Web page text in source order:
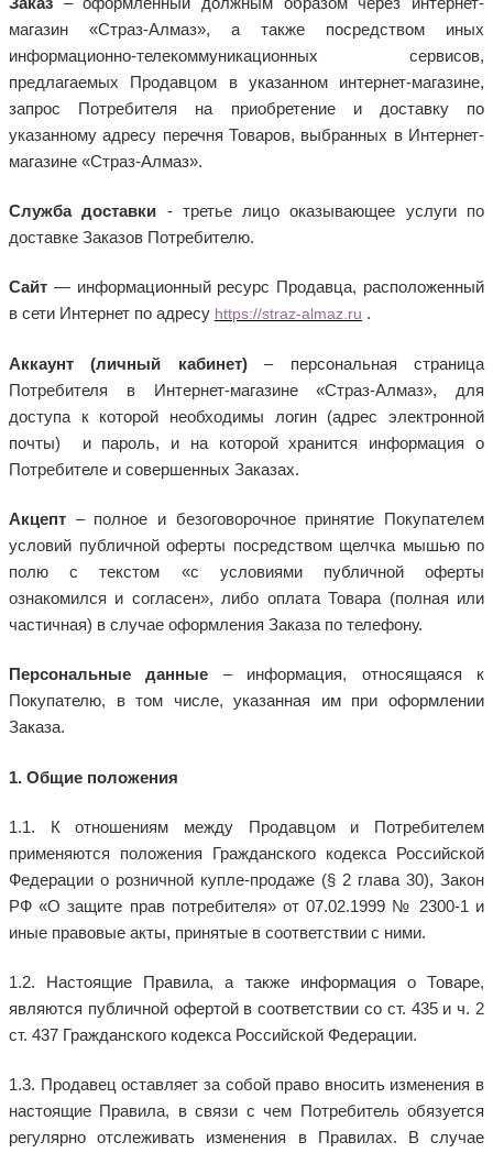
магазин «Страз-Алмаз», а также посредством иных
информационно-телекоммуникационных сервисов,
предлагаемых Продавцом в указанном интернет-магазине,
запрос Потребителя на приобретение и доставку по
указанному адресу перечня Товаров, выбранных в Интернет-
магазине «Страз-Алмаз».
Служба доставки - третье лицо оказывающее услуги по
доставке Заказов Потребителю.
Сайт — информационный ресурс Продавца, расположенный
в сети Интернет по адресу https://straz-almaz.ru .
Аккаунт (личный кабинет)– персональная страница
Потребителя в Интернет-магазине «Страз-Алмаз», для
доступа к которой необходимы логин (адрес электронной
почты) и пароль, и на которой хранится информация о
Потребителе и совершенных Заказах.
Акцепт – полное и безоговорочное принятие Покупателем
условий публичной оферты посредством щелчка мышью по
полю с текстом «с условиями публичной оферты
ознакомился и согласен», либо оплата Товара (полная или
частичная) в случае оформления Заказа по телефону.
Персональные данные – информация, относящаяся к
Покупателю, в том числе, указанная им при оформлении
Заказа.
1. Общие положения
1.1. К отношениям между Продавцом и Потребителем
применяются положения Гражданского кодекса Российской
Федерации о розничной купле-продаже (§ 2 глава 30), Закон
РФ «О защите прав потребителя» от 07.02.1999 № 2300-1 и
иные правовые акты, принятые в соответствии с ними.
1.2. Настоящие Правила, а также информация о Товаре,
являются публичной офертой в соответствии со ст. 435 и ч. 2
ст. 437 Гражданского кодекса Российской Федерации.
1.3. Продавец оставляет за собой право вносить изменения в
настоящие Правила, в связи с чем Потребитель обязуется
регулярно отслеживать изменения в Правилах. В случае